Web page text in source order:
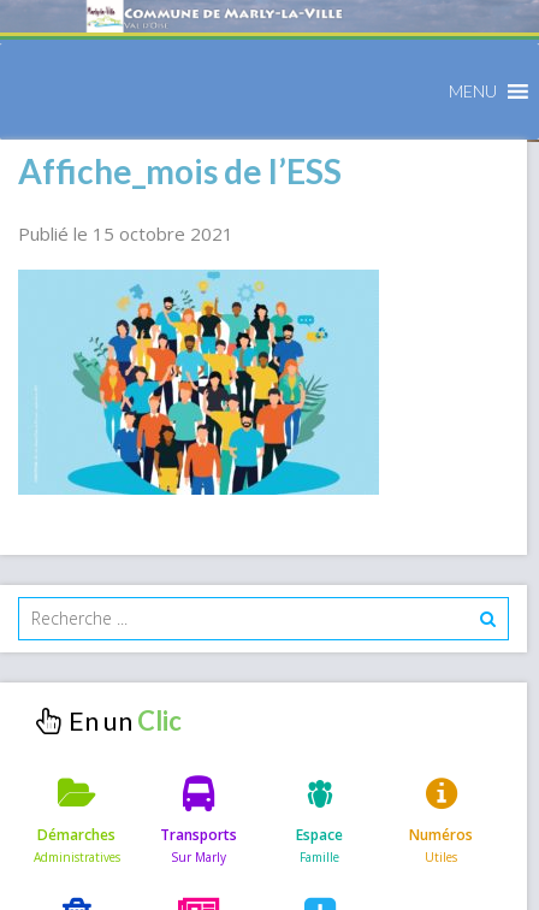
MENU
Affiche_mois de l’ESS
Publié le 15 octobre 2021
En un
Démarches Transports Espace Numéros